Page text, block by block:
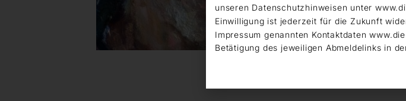
unseren Datenschutzhinweisen unter
Einwilligung ist jederzeit für die Zukunft
Impressum genannten Kontaktdaten
Betätigung des jeweiligen Abmeldelinks in